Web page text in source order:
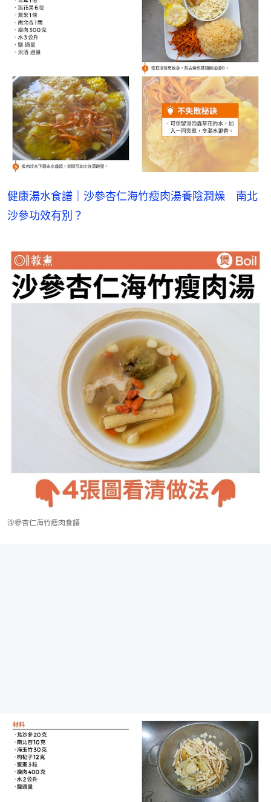
健康湯水食譜｜沙參杏仁海竹瘦肉湯養陰潤燥　南北
沙參功效有別？
沙參杏仁海竹瘦肉食譜